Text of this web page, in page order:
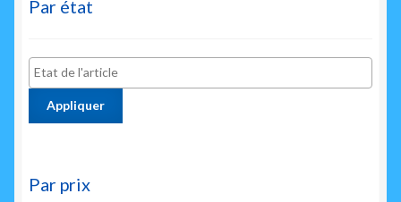
Par état
Appliquer
Par prix